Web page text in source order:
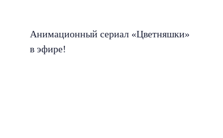
Анимационный сериал «Цветняшки»
в эфире!